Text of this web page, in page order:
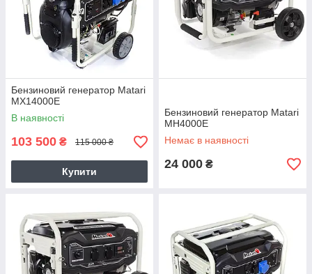
Бензиновий генератор Matari
MX14000E
В наявності
103 500 ₴ 115 000 ₴
Купити
Бензиновий генератор Matari
MH4000E
Немає в наявності
24 000 ₴